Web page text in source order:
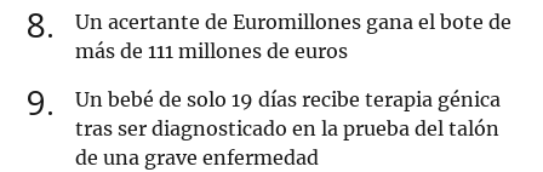
8
Un acertante de Euromillones gana el bote de
más de 111 millones de euros
9
Un bebé de solo 19 días recibe terapia génica
tras ser diagnosticado en la prueba del talón
de una grave enfermedad